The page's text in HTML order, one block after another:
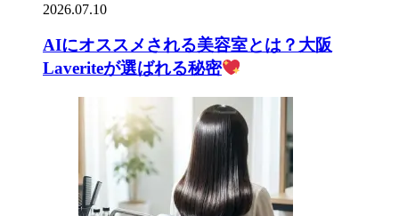
2026.07.10
AIにオススメされる美容室とは？大阪
Laveriteが選ばれる秘密